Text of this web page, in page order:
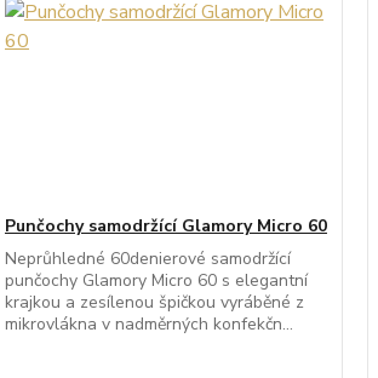
Punčochy samodržící Glamory Micro 60
Neprůhledné 60denierové samodržící
punčochy Glamory Micro 60 s elegantní
krajkou a zesílenou špičkou vyráběné z
mikrovlákna v nadměrných konfekčn...